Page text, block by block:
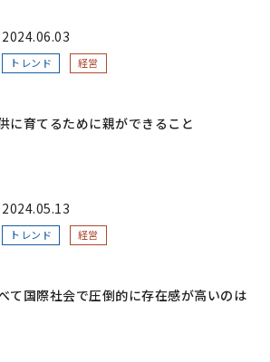
2024.06.03
トレンド 経営
に育てるために親ができること
2024.05.13
トレンド 経営
て国際社会で圧倒的に存在感が高いのは